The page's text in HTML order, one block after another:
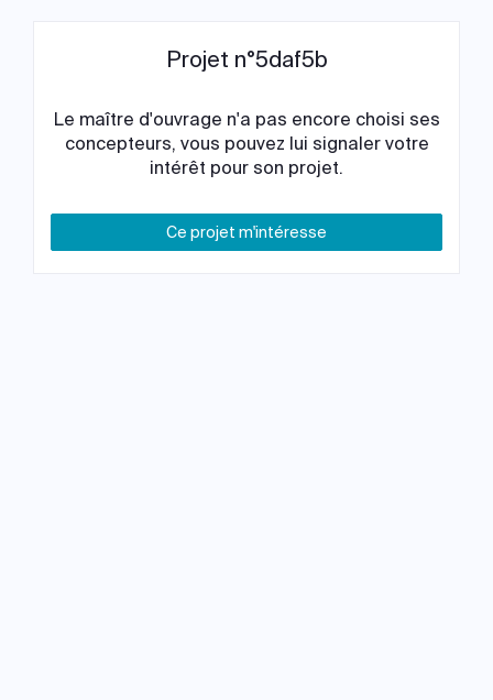
Projet n°5daf5b
Le maître d'ouvrage n'a pas encore choisi ses
concepteurs, vous pouvez lui signaler votre
intérêt pour son projet.
Ce projet m'intéresse